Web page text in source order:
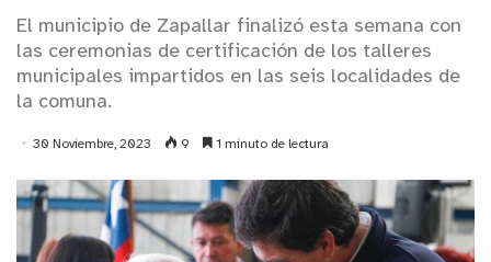
El municipio de Zapallar finalizó esta semana con
las ceremonias de certificación de los talleres
municipales impartidos en las seis localidades de
la comuna.
30 Noviembre, 2023 9 1 minuto de lectura